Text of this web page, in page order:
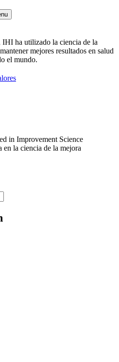
IHI ha utilizado la ciencia de la
mejores resultados en salud
el mundo.
la ciencia de la mejora